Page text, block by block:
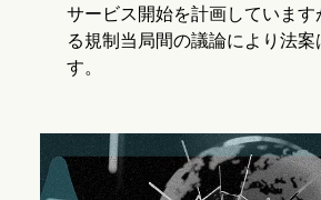
サービス開始を計画していま
る規制当局間の議論により法案
す。